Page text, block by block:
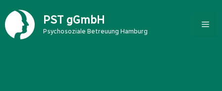
Inhalt
springen
PST gGmbH
Psychosoziale Betreuung Hamburg